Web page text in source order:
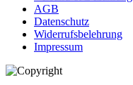
AGB
Datenschutz
Widerrufsbelehrung
Impressum